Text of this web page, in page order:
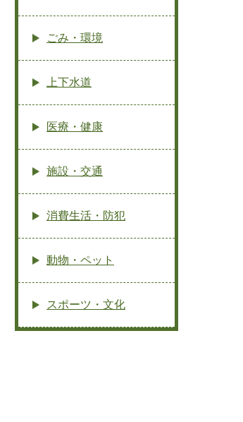
ごみ・環境
上下水道
医療・健康
施設・交通
消費生活・防犯
動物・ペット
スポーツ・文化